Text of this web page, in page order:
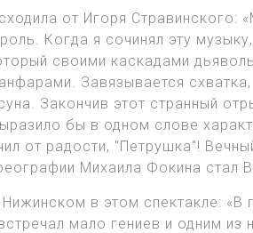
от Игоря
Когда я сочинял эту
своими каскадами
Завязывается
Закончив этот странный
бы в одном слове
от радости, "Петрушка"!
Михаила Фокина стал
в этом спектакле:
мало гениев и одним